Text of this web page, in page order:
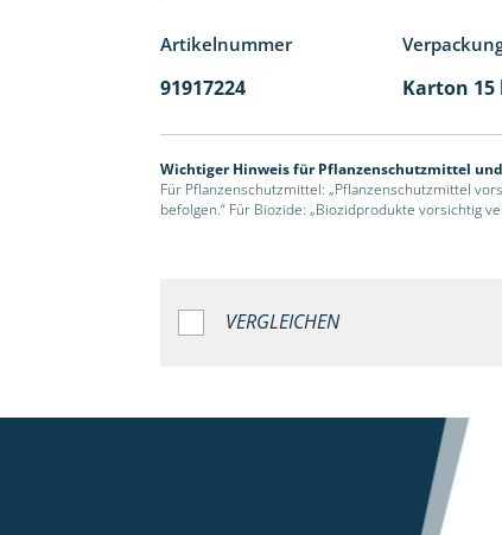
Artikelnummer
91917224 Karton
Wichtiger Hinweis für Pflanzenschutzmittel
Für Pflanzenschutzmittel: „Pflanzenschutzmittel
befolgen.“ Für Biozide: „Biozidprodukte vorsichtig
VERGLEICHEN